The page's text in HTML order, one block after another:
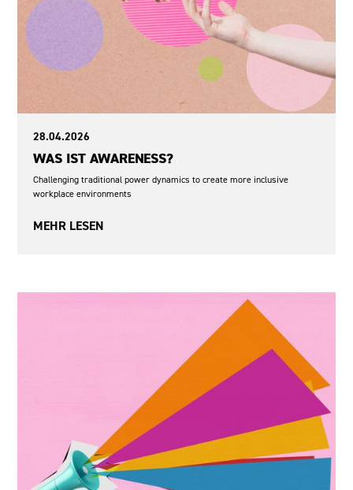
28.04.2026
WAS IST AWARENESS?
Challenging traditional power dynamics to create more inclusive
workplace environments
MEHR LESEN